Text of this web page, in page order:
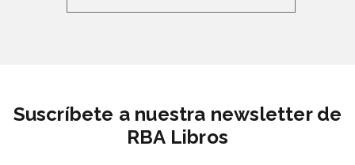
Suscríbete a nuestra newsletter de
RBA Libros